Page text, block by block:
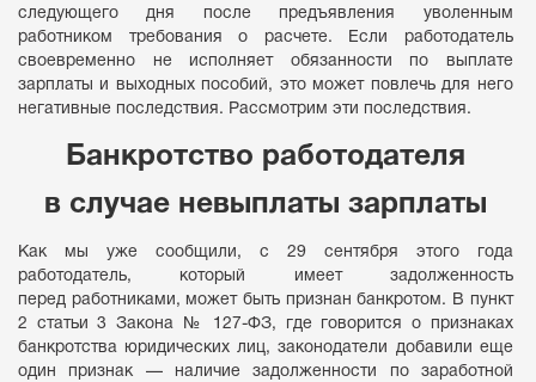
следующего дня после предъявления уволенным
работником требования о расчете. Если работодатель
своевременно не исполняет обязанности по выплате
зарплаты и выходных пособий, это может повлечь для него
негативные последствия. Рассмотрим эти последствия.
Банкротство работодателя
в случае невыплаты зарплаты
Как мы уже сообщили, с 29 сентября этого года
работодатель, который имеет задолженность
перед работниками, может быть признан банкротом. В пункт
2 статьи 3 Закона № 127-ФЗ, где говорится о признаках
банкротства юридических лиц, законодатели добавили еще
один признак — наличие задолженности по заработной